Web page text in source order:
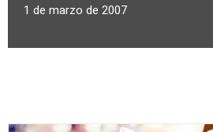
1 de marzo de 2007